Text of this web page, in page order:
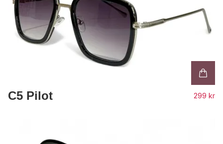
C5 Pilot 299 kr